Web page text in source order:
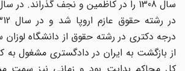
درجه دکتری در رشته حقوق از دانشگاه
از بازگشت به ایران در دادگستری مشغول به